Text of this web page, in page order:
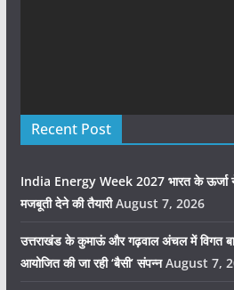
Recent Post
India Energy Week 2027 भारत के ऊर्जा
मजबूती देने की तैयारी August 7, 2026
उत्तराखंड के कुमाऊं और गढ़वाल अंचल में विगत
आयोजित की जा रही ‘बैसी’ संपन्न August 7,